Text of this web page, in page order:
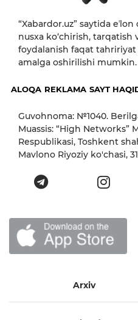
“Xabardor.uz” saytida
nusxa ko‘chirish, tarqatish
foydalanish faqat
amalga oshirilishi mumkin.
ALOQA REKLAMA SAYT
Guvohnoma: №1040.
Muassis: “High Networks”
Respublikasi, Toshkent
Mavlono Riyoziy ko'chasi,
Arxiv